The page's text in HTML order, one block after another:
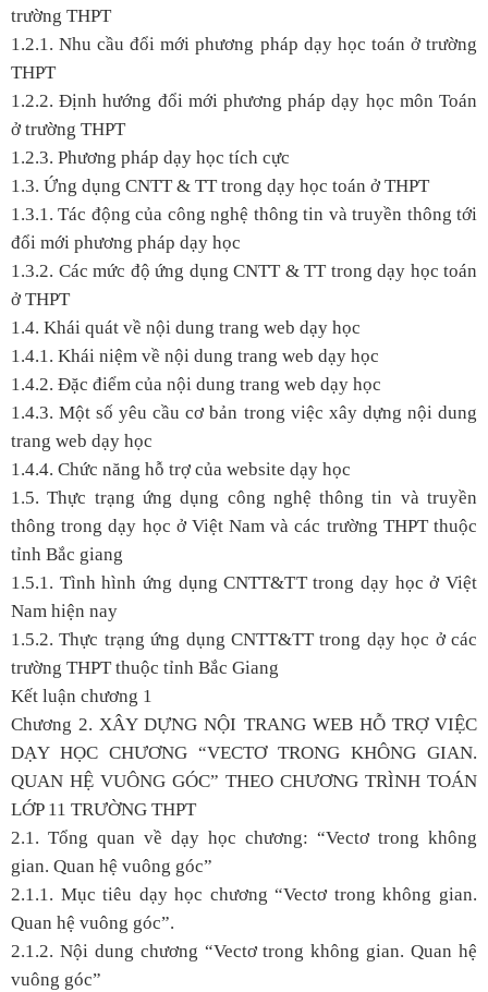
trường THPT
1.2.1. Nhu cầu đổi mới phương pháp dạy học toán ở trường
THPT
1.2.2. Định hướng đổi mới phương pháp dạy học môn Toán
ở trường THPT
1.2.3. Phương pháp dạy học tích cực
1.3. Ứng dụng CNTT & TT trong dạy học toán ở THPT
1.3.1. Tác động của công nghệ thông tin và truyền thông tới
đổi mới phương pháp dạy học
1.3.2. Các mức độ ứng dụng CNTT & TT trong dạy học toán
ở THPT
1.4. Khái quát về nội dung trang web dạy học
1.4.1. Khái niệm về nội dung trang web dạy học
1.4.2. Đặc điểm của nội dung trang web dạy học
1.4.3. Một số yêu cầu cơ bản trong việc xây dựng nội dung
trang web dạy học
1.4.4. Chức năng hỗ trợ của website dạy học
1.5. Thực trạng ứng dụng công nghệ thông tin và truyền
thông trong dạy học ở Việt Nam và các trường THPT thuộc
tỉnh Bắc giang
1.5.1. Tình hình ứng dụng CNTT&TT trong dạy học ở Việt
Nam hiện nay
1.5.2. Thực trạng ứng dụng CNTT&TT trong dạy học ở các
trường THPT thuộc tỉnh Bắc Giang
Kết luận chương 1
Chương 2.XÂY DỰNG NỘI TRANG WEB HỖ TRỢ VIỆC
DẠY HỌC CHƯƠNG “VECTƠ TRONG KHÔNG GIAN.
QUAN HỆ VUÔNG GÓC” THEO CHƯƠNG TRÌNH TOÁN
LỚP 11 TRƯỜNG THPT
2.1. Tổng quan về dạy học chương: “Vectơ trong không
gian. Quan hệ vuông góc”
2.1.1. Mục tiêu dạy học chương “Vectơ trong không gian.
Quan hệ vuông góc”.
2.1.2. Nội dung chương “Vectơ trong không gian. Quan hệ
vuông góc”